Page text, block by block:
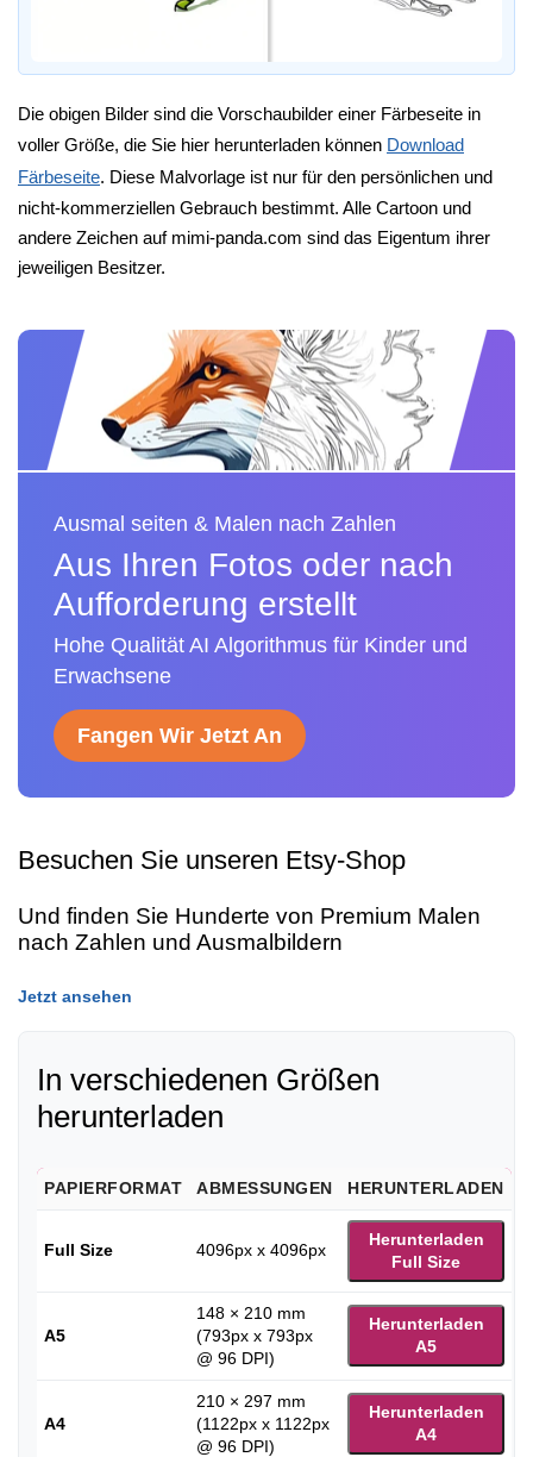
Die obigen Bilder sind die Vorschaubilder einer Färbeseite in
voller Größe, die Sie hier herunterladen können Download
Färbeseite. Diese Malvorlage ist nur für den persönlichen und
nicht-kommerziellen Gebrauch bestimmt. Alle Cartoon und
andere Zeichen auf mimi-panda.com sind das Eigentum ihrer
jeweiligen Besitzer.
Ausmal seiten & Malen nach Zahlen
Aus Ihren Fotos oder nach
Aufforderung erstellt
Hohe Qualität AI Algorithmus für Kinder und
Erwachsene
Fangen Wir Jetzt An
Besuchen Sie unseren Etsy-Shop
Und finden Sie Hunderte von Premium Malen
nach Zahlen und Ausmalbildern
Jetzt ansehen
In verschiedenen Größen
herunterladen
PAPIERFORMAT ABMESSUNGEN HERUNTERLADEN
Full Size 4096px x 4096px
Herunterladen
Full Size
A5
148 × 210 mm
(793px x 793px
@ 96 DPI)
Herunterladen
A5
A4
210 × 297 mm
(1122px x 1122px
@ 96 DPI)
Herunterladen
A4